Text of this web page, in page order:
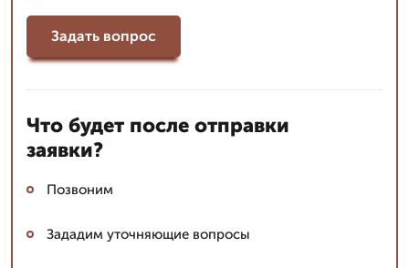
Задать вопрос
Что будет после отправки
заявки?
Позвоним
Зададим уточняющие вопросы